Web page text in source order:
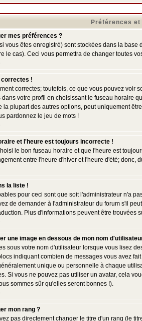
Préférences
mes préférences ?
vous êtes enregistré) sont stockées dans la
le cas). Ceci vous permettra de changer toutes
correctes !
correctes; toutefois, ce que vous pouvez voir
votre profil en choisissant le fuseau horaire
la plupart des autres options, peut uniquement
pardonnez le jeu de mots !
et l'heure est toujours incorrecte !
le bon fuseau horaire et que l'heure est
entre l'heure d'hiver et l'heure d'été;
la liste !
pour ceci sont que soit l'administrateur n'a
de demander à l'administrateur du forum s'il
Plus d'informations peuvent être
une image en dessous de mon nom
sous votre nom d'utilisateur lorsque vous lisez
indiquant combien de messages vous avez
unique ou personnelle à chaque
Si vous ne pouvez pas utiliser un avatar, cela
sommes sûr qu'elles seront bonnes !).
mon rang ?
pas directement changer le titre d'un rang (le